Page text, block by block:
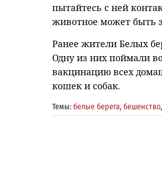
пытайтесь с ней
животное может быть
Ранее жители Белых
Одну из них поймали
вакцинацию всех
кошек и собак.
Темы: белые берега, бешенство,